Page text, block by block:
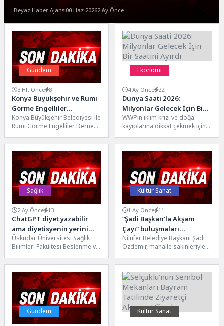
Beyaz Haber Ajansı06 Haz 20262 Ay Önce
Gündem
3 Hf. Önce 8
Konya Büyükşehir ve Rumi
Görme Engelliler
Derneği’nden Anlamlı 15
Temmuz Sürüşü
Konya Büyükşehir Belediyesi ile
Rumi Görme Engelliler Derneği
Demokrasi ve Millî...
Ekonomi
4 Ay Önce 22
Dünya Saati 2026:
Milyonlar Gelecek İçin Bir
Saatini Ayırdı
WWF’in iklim krizi ve doğa
kayıplarına dikkat çekmek için
gerçekleştirdiği küresel
etkinlik...
Sağlık
2 Ay Önce 13
ChatGPT diyet yazabilir
ama diyetisyenin yerini
alamaz!
Üsküdar Üniversitesi Sağlık
Bilimleri Fakültesi Beslenme ve
Ekin Çevik, 6 Haziran...
Kültür Sanat
1 Ay Önce 11
“Şadi Başkan’la Akşam
Çayı” buluşmaları
Odunluk’ta başladı
Nilüfer Belediye Başkanı Şadi
Özdemir, mahalle sakinleriyle
yerinde dinlemek amacıyla...
Gündem Kültür Sanat